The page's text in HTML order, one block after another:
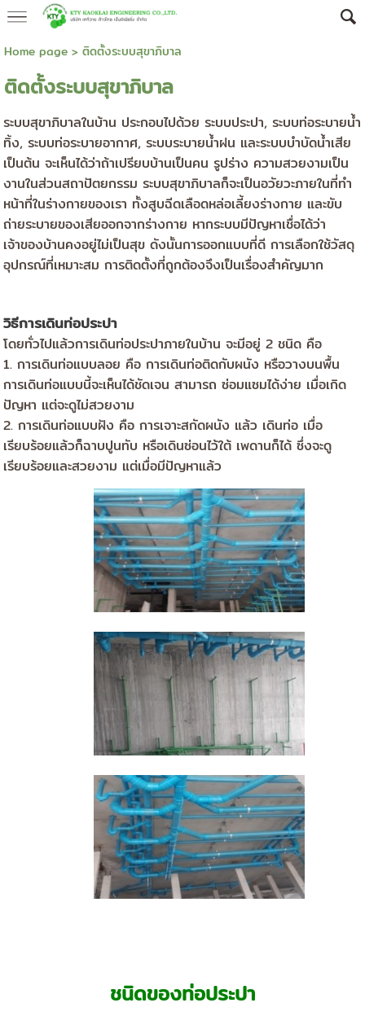
Home page> ติดตั้งระบบสุขาภิบาล
ติดตั้งระบบสุขาภิบาล
ระบบสุขาภิบาลในบ้าน ประกอบไปด้วย ระบบประปา, ระบบท่อระบายน้ำ
ทิ้ง, ระบบท่อระบายอากาศ, ระบบระบายน้ำฝน และระบบบำบัดน้ำเสีย
เป็นต้น จะเห็นได้ว่าถ้าเปรียบบ้านเป็นคน รูปร่าง ความสวยงามเป็น
งานในส่วนสถาปัตยกรรม ระบบสุขาภิบาลก็จะเป็นอวัยวะภายในที่ทำ
หน้าที่ในร่างกายของเรา ทั้งสูบฉีดเลือดหล่อเลี้ยงร่างกาย และขับ
ถ่ายระบายของเสียออกจากร่างกาย หากระบบมีปัญหาเชื่อได้ว่า
เจ้าของบ้านคงอยู่ไม่เป็นสุข ดังนั้นการออกแบบที่ดี การเลือกใช้วัสดุ
อุปกรณ์ที่เหมาะสม การติดตั้งที่ถูกต้องจึงเป็นเรื่องสำคัญมาก
วิธีการเดินท่อประปา
โดยทั่วไปแล้วการเดินท่อประปาภายในบ้าน จะมีอยู่ 2 ชนิด คือ
1. การเดินท่อแบบลอย คือ การเดินท่อติดกับผนัง หรือวางบนพื้น
การเดินท่อแบบนี้จะเห็นได้ชัดเจน สามารถ ซ่อมแซมได้ง่าย เมื่อเกิด
ปัญหา แต่จะดูไม่สวยงาม
2. การเดินท่อแบบฝัง คือ การเจาะสกัดผนัง แล้ว เดินท่อ เมื่อ
เรียบร้อยแล้วก็ฉาบปูนทับ หรือเดินซ่อนไว้ใต้ เพดานก็ได้ ซึ่งจะดู
เรียบร้อยและสวยงาม แต่เมื่อมีปัญหาแล้ว
ชนิดของท่อประปา